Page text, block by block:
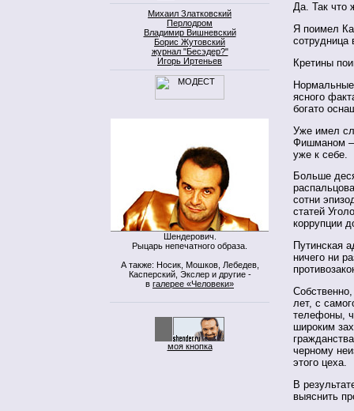
Михаил Златковский
Перлодром
Владимир Вишневский
Борис Жутовский
журнал "Бесэдер?"
Игорь Иртеньев
Шендерович.
Рыцарь непечатного образа.
А также: Носик, Мошков, Лебедев,
Касперский, Экслер и другие -
в галерее «Человеки»
моя кнопка
Да. Так что
Я поимел
сотрудница
Кретины
ясного
богато
Уже имел
Фишманом –
уже к себе.
Больше
сотни
статей
коррупции
Путинская
ничего ни
лет, с
телефоны,
широким
черному
этого цеха.
В
выяснить